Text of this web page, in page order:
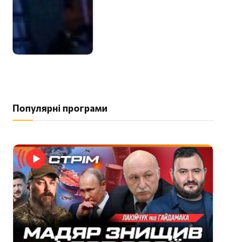
Популярні програми